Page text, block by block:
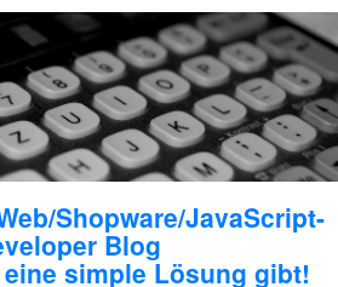
Shopware/JavaScript-
Blog
simple Lösung gibt!